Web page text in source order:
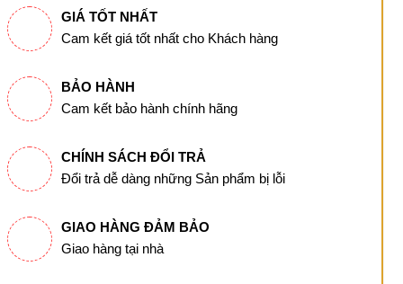
GIÁ TỐT NHẤT
Cam kết giá tốt nhất cho Khách hàng
BẢO HÀNH
Cam kết bảo hành chính hãng
CHÍNH SÁCH ĐỔI TRẢ
Đổi trả dễ dàng những Sản phẩm bị lỗi
GIAO HÀNG ĐẢM BẢO
Giao hàng tại nhà